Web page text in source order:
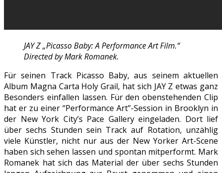
JAY Z „Picasso Baby: A Performance Art Film.“
Directed by Mark Romanek.
Für seinen Track Picasso Baby, aus seinem aktuellen
Album Magna Carta Holy Grail, hat sich JAY Z etwas ganz
Besonders einfallen lassen. Für den obenstehenden Clip
hat er zu einer “Performance Art”-Session in Brooklyn in
der New York City’s Pace Gallery eingeladen. Dort lief
über sechs Stunden sein Track auf Rotation, unzählig
viele Künstler, nicht nur aus der New Yorker Art-Scene
haben sich sehen lassen und spontan mitperformt. Mark
Romanek hat sich das Material der über sechs Stunden